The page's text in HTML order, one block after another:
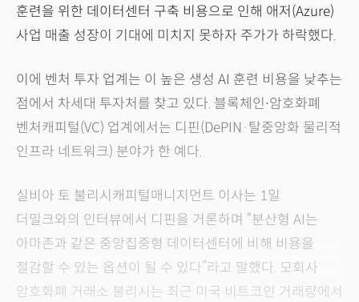
훈련을 위한 데이터센터 구축 비용으로 인해 애저(Azure)
사업 매출 성장이 기대에 미치지 못하자 주가가 하락했다.
이에 벤처 투자 업계는 이 높은 생성 AI 훈련 비용을 낮추는
점에서 차세대 투자처를 찾고 있다. 블록체인∙암호화폐
벤처캐피털(VC) 업계에서는 디핀(DePIN·탈중앙화 물리적
인프라 네트워크) 분야가 한 예다.
실비아 토 불리시캐피털매니지먼트 이사는 1일
더밀크와의 인터뷰에서 디핀을 거론하며 “분산형 AI는
아마존과 같은 중앙집중형 데이터센터에 비해 비용을
절감할 수 있는 옵션이 될 수 있다”라고 말했다. 모회사
암호화폐 거래소 불리시는 최근 미국 비트코인 거래량에서